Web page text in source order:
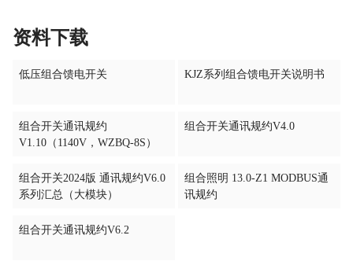
资料下载
低压组合馈电开关 KJZ系列组合馈电开关说明书
组合开关通讯规约
V1.10（1140V，WZBQ-8S）
组合开关通讯规约V4.0
组合开关2024版 通讯规约V6.0
系列汇总（大模块）
组合照明 13.0-Z1 MODBUS通
讯规约
组合开关通讯规约V6.2